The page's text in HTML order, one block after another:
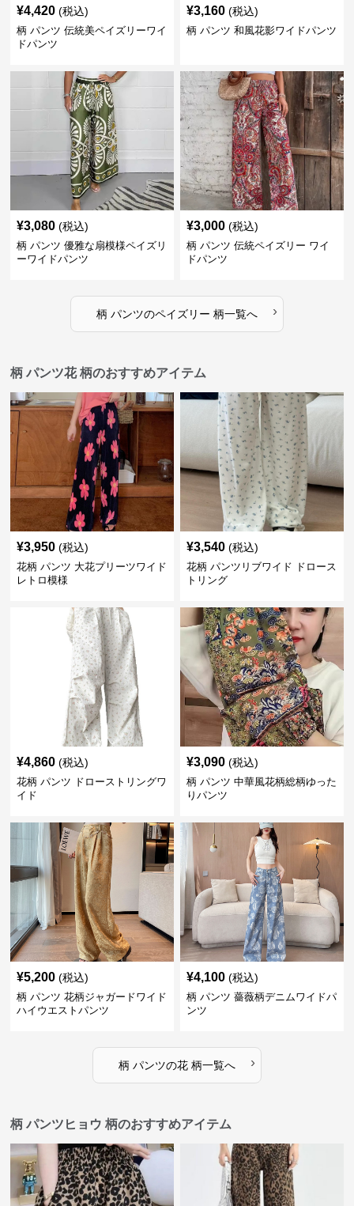
¥4,420 (税込)
柄 パンツ 伝統美ペイズリーワイ
ドパンツ
¥3,160 (税込)
柄 パンツ 和風花影ワイドパンツ
¥3,080 (税込)
柄 パンツ 優雅な扇模様ペイズリ
ーワイドパンツ
¥3,000 (税込)
柄 パンツ 伝統ペイズリー ワイ
ドパンツ
柄 パンツのペイズリー 柄一覧へ ›
柄 パンツ花 柄のおすすめアイテム
¥3,950 (税込)
花柄 パンツ 大花プリーツワイド
レトロ模様
¥3,540 (税込)
花柄 パンツリブワイド ドロース
トリング
¥4,860 (税込)
花柄 パンツ ドローストリングワ
イド
¥3,090 (税込)
柄 パンツ 中華風花柄総柄ゆった
りパンツ
¥5,200 (税込)
柄 パンツ 花柄ジャガードワイド
ハイウエストパンツ
¥4,100 (税込)
柄 パンツ 薔薇柄デニムワイドパ
ンツ
柄 パンツの花 柄一覧へ ›
柄 パンツヒョウ 柄のおすすめアイテム